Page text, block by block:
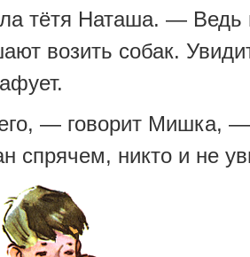
тётя Наташа. — Ведь
возить собак.
— говорит Мишка,
спрячем, никто и не